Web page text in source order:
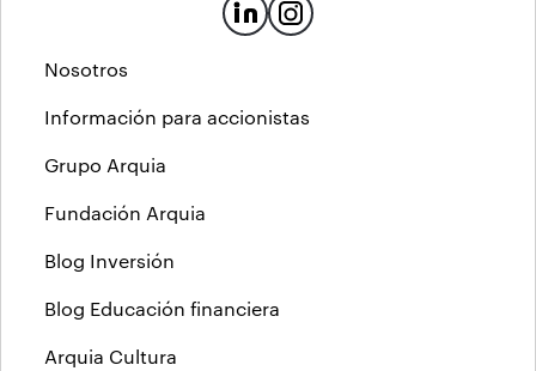
Nosotros
Información para accionistas
Grupo Arquia
Fundación Arquia
Blog Inversión
Blog Educación financiera
Arquia Cultura